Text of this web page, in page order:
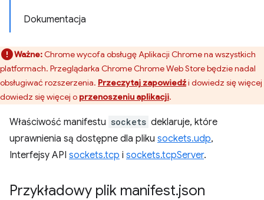
Dokumentacja
Ważne:Chrome wycofa obsługę Aplikacji Chrome na wszystkich
platformach. Przeglądarka Chrome Chrome Web Store będzie nadal
obsługiwać rozszerzenia. Przeczytaj zapowiedźi dowiedz się więcej
dowiedz się więcej o przenoszeniu aplikacji.
Właściwość manifestu sockets deklaruje, które
uprawnienia są dostępne dla pliku sockets.udp,
Interfejsy API sockets.tcp i sockets.tcpServer.
Przykładowy plik manifest.json